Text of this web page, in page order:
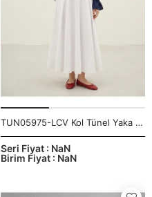
TUN05975-LCV Kol Tünel Yaka Fırfır Tunik-Lacivert
Birim Fiyat : NaN
Seri Fiyat : NaN